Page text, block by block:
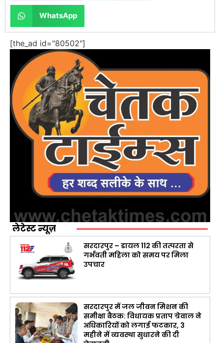
WhatsApp
[the_ad id="80502"]
लेटेस्ट न्यूज़
सरदारपुर – डायल 112 की तत्परता से
गर्भवती महिला को समय पर मिला
उपचार
सरदारपुर में जल जीवन मिशन की
समीक्षा बैठक: विधायक प्रताप ग्रेवाल ने
अधिकारियों को लगाई फटकार, 3
महीने में व्यवस्था सुधारने की दी